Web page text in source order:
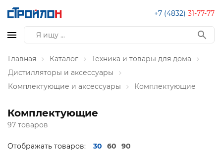
+7 (4832) 31-77-77
Главная Каталог
Техника и товары для дома
Дистилляторы и аксессуары
Комплектующие и аксессуары
Комплектующие
Комплектующие
97 товаров
Отображать товаров: 30 60
90